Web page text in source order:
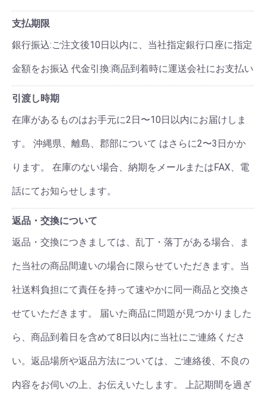
支払期限
銀行振込:ご注文後10日以内に、当社指定銀行口座に指定
金額をお振込 代金引換:商品到着時に運送会社にお支払い
引渡し時期
在庫があるものはお手元に2日〜10日以内にお届けしま
す。 沖縄県、離島、郡部について はさらに2〜3日かか
ります。 在庫のない場合、納期をメールまたはFAX、電
話にてお知らせします。
返品・交換について
返品・交換につきましては、乱丁・落丁がある場合、ま
た当社の商品間違いの場合に限らせていただきます。当
社送料負担にて責任を持って速やかに同一商品と交換さ
せていただきます。 届いた商品に問題が見つかりました
ら、商品到着日を含めて8日以内に当社にご連絡くださ
い。返品場所や返品方法については、ご連絡後、不良の
内容をお伺いの上、お伝えいたします。 上記期間を過ぎ